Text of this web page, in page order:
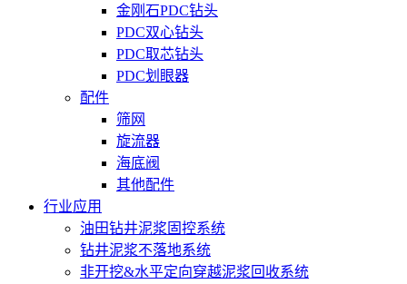
金刚石PDC钻头
PDC双心钻头
PDC取芯钻头
PDC划眼器
配件
筛网
旋流器
海底阀
其他配件
行业应用
油田钻井泥浆固控系统
钻井泥浆不落地系统
非开挖&水平定向穿越泥浆回收系统